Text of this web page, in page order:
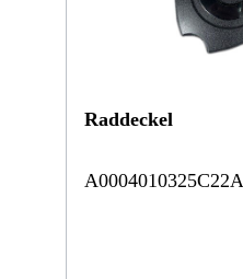
Raddeckel
A0004010325C22A